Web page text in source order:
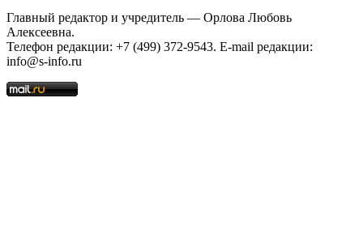
Главный редактор и учредитель — Орлова Любовь
Алексеевна.
Телефон редакции: +7 (499) 372-9543. E-mail редакции:
info@s-info.ru